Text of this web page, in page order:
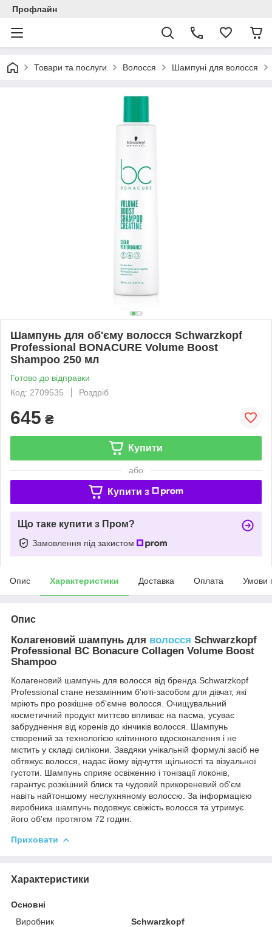
Профлайн
Товари та послуги Волосся Шампуні для волосся
Шампунь для об'єму волосся Schwarzkopf
Professional BONACURE Volume Boost
Shampoo 250 мл
Готово до відправки
Код: 2709535
Роздріб
645 ₴
Купити
або
Купити з
Що таке купити з Пром?
Замовлення під захистом
Опис Характеристики Доставка Оплата Умови
Опис
Колагеновий шампунь для волосся Schwarzkopf
Professional BC Bonacure Collagen Volume Boost
Shampoo
Колагеновий шампунь для волосся від бренда Schwarzkopf
Professional стане незамінним б'юті-засобом для дівчат, які
мріють про розкішне об'ємне волосся. Очищувальний
косметичний продукт миттєво впливає на пасма, усуває
забруднення від коренів до кінчиків волосся. Шампунь
створений за технологією клітинного вдосконалення і не
містить у складі силікони. Завдяки унікальній формулі засіб не
обтяжує волосся, надає йому відчуття щільності та візуальної
густоти. Шампунь сприяє освіженню і тонізації локонів,
гарантує розкішний блиск та чудовий прикореневий об'єм
навіть найтоншому неслухняному волоссю. За інформацією
виробника шампунь подовжує свіжість волосся та утримує
його об'єм протягом 72 годин.
Приховати
Характеристики
Основні
Виробник
Schwarzkopf